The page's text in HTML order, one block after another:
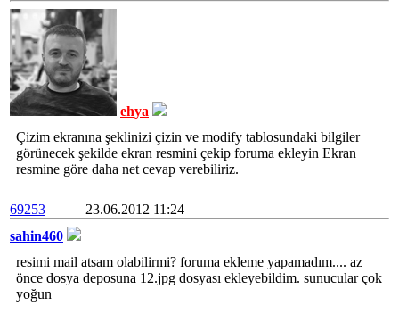
ehya
Çizim ekranına şeklinizi çizin ve modify tablosundaki bilgiler
görünecek şekilde ekran resmini çekip foruma ekleyin Ekran
resmine göre daha net cevap verebiliriz.
69253
23.06.2012 11:24
sahin460
resimi mail atsam olabilirmi? foruma ekleme yapamadım.... az
önce dosya deposuna 12.jpg dosyası ekleyebildim. sunucular çok
yoğun